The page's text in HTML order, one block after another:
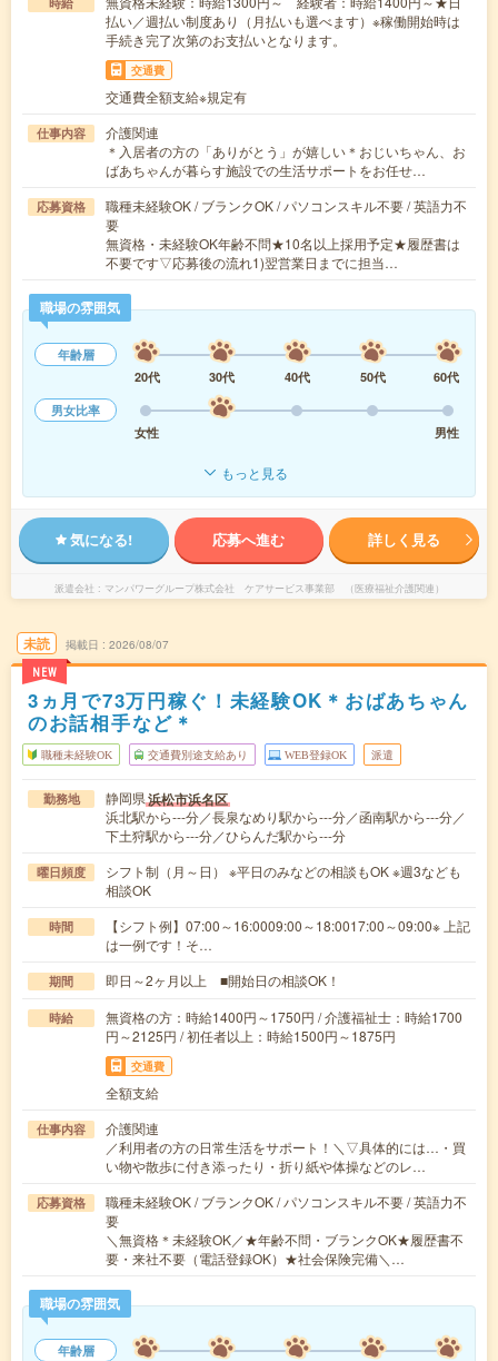
払い／週払い制度あり（月払いも選べます）※稼働開始時は
手続き完了次第のお支払いとなります。
交通費
交通費全額支給※規定有
仕事内容
介護関連
＊入居者の方の「ありがとう」が嬉しい＊おじいちゃん、お
ばあちゃんが暮らす施設での生活サポートをお任せ…
応募資格
職種未経験OK / ブランクOK / パソコンスキル不要 / 英語力不
要
無資格・未経験OK年齢不問★10名以上採用予定★履歴書は
不要です▽応募後の流れ1)翌営業日までに担当…
職場の雰囲気
年齢層
20代
30代 40代 50代
60代
男女比率
女性
男性
もっと見る
気になる! 応募へ進む 詳しく見る
派遣会社 マンパワーグループ株式会社 ケアサービス事業部 （医療福祉介護関連）
未読
NEW
掲載日 2026/08/07
3ヵ月で73万円稼ぐ！未経験OK＊おばあちゃん
のお話相手など＊
職種未経験OK 交通費別途支給あり WEB登録OK 派遣
勤務地 静岡県浜松市浜名区
浜北駅から---分／長泉なめり駅から---分／函南駅から---分／
下土狩駅から---分／ひらんだ駅から---分
曜日頻度
シフト制（月～日） ※平日のみなどの相談もOK ※週3なども
相談OK
時間
【シフト例】07:00～16:0009:00～18:0017:00～09:00※ 上記
は一例です！そ…
期間 即日～2ヶ月以上 ■開始日の相談OK！
時給
無資格の方：時給1400円～1750円 / 介護福祉士：時給1700
円～2125円 / 初任者以上：時給1500円～1875円
交通費
全額支給
仕事内容
介護関連
／利用者の方の日常生活をサポート！＼▽具体的には…・買
い物や散歩に付き添ったり・折り紙や体操などのレ…
応募資格
職種未経験OK / ブランクOK / パソコンスキル不要 / 英語力不
要
＼無資格＊未経験OK／★年齢不問・ブランクOK★履歴書不
要・来社不要（電話登録OK）★社会保険完備＼…
職場の雰囲気
年齢層